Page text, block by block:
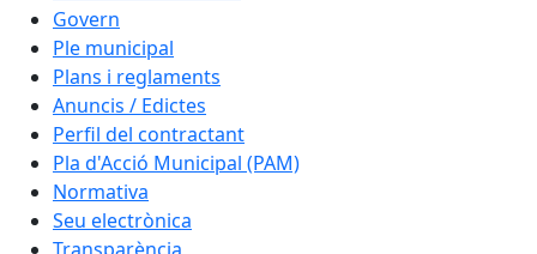
Govern
Ple municipal
Plans i reglaments
Anuncis / Edictes
Perfil del contractant
Pla d'Acció Municipal (PAM)
Normativa
Seu electrònica